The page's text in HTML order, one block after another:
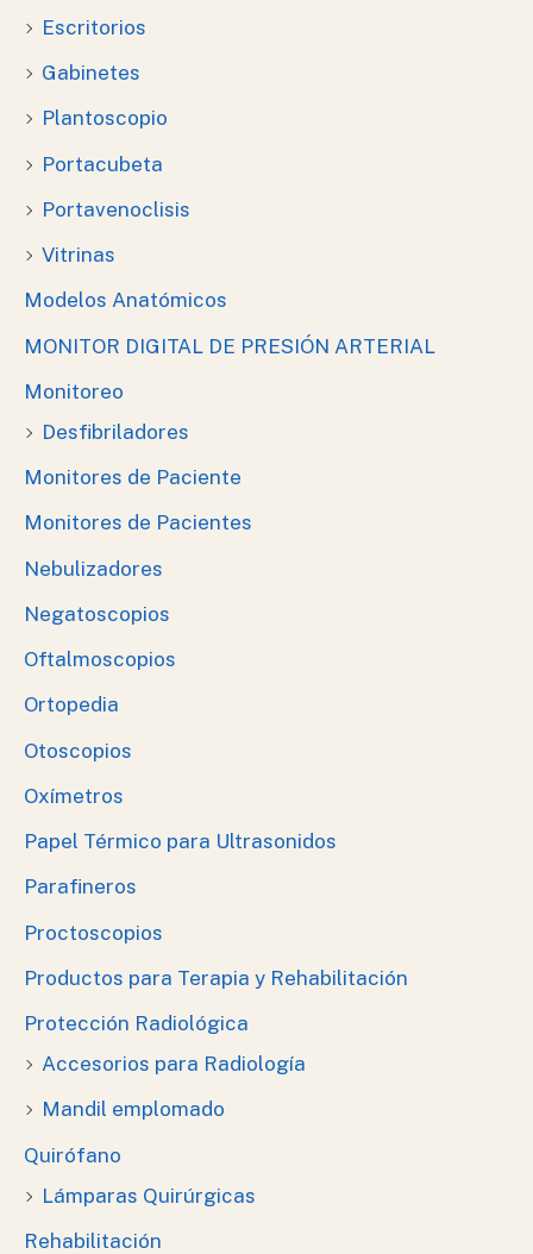
Escritorios
Gabinetes
Plantoscopio
Portacubeta
Portavenoclisis
Vitrinas
Modelos Anatómicos
MONITOR DIGITAL DE PRESIÓN ARTERIAL
Monitoreo
Desfibriladores
Monitores de Paciente
Monitores de Pacientes
Nebulizadores
Negatoscopios
Oftalmoscopios
Ortopedia
Otoscopios
Oxímetros
Papel Térmico para Ultrasonidos
Parafineros
Proctoscopios
Productos para Terapia y Rehabilitación
Protección Radiológica
Accesorios para Radiología
Mandil emplomado
Quirófano
Lámparas Quirúrgicas
Rehabilitación